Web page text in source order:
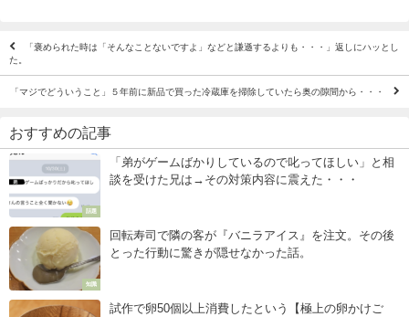
「褒められた時は「そんなことないですよ」などと謙遜するよりも・・・」返しにハッとし
た。
「マジでどういうこと」５年前に新品で買った冷蔵庫を掃除していたら奥の隙間から・・・
おすすめの記事
話題
「弟がゲームばかりしているので叱ってほしい」と相
談を受けた兄は→その対策内容に震えた・・・
知識
回転寿司で隣の客が『バニラアイス』を注文。その後
とった行動に驚きが隠せなかった話。
試作で卵50個以上消費したという【極上の卵かけご